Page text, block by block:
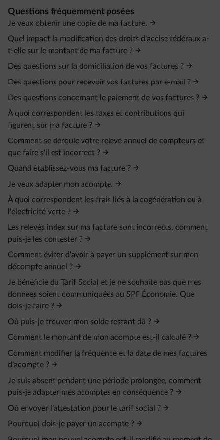
Questions fréquemment posées
Je veux obtenir une copie de ma facture.
Quel impact la modification des droits d'accise fédéraux a-
t-elle sur le montant de ma facture ?
Des questions sur la domiciliation de vos factures ?
Des questions pour recevoir vos factures par e-mail ?
Des questions concernant le paiement de vos factures ?
À quoi correspondent les taxes et contributions qui
figurent sur ma facture ?
Comment se déroule votre relevé annuel de compteurs et
que faire s'il est incorrect ?
Quand établissez-vous ma facture ?
Je veux adapter mon acompte.
À quoi correspondent les frais liés à la cogénération ou à
l'électricité verte ?
Les relevés index sur ma facture sont incorrects, comment
puis-je les contester ?
Comment éviter d'avoir à payer un supplément sur mon
décompte annuel ?
Je bénéficie du Tarif Social et je ne souhaite pas que mes
données soient communiquées au SPF Économie. Que
dois-je faire ?
Où puis-je trouver mon solde restant dû ?
Comment le montant de mon acompte est-il calculé ?
Comment modifier la fréquence et la date de mes factures
d'acompte ?
Je suis absent pendant une période prolongée, comment
puis-je adapter mes acomptes en conséquence ?
Où envoyer l’attestation pour le tarif social ?
Pourquoi dois-je payer un acompte ?